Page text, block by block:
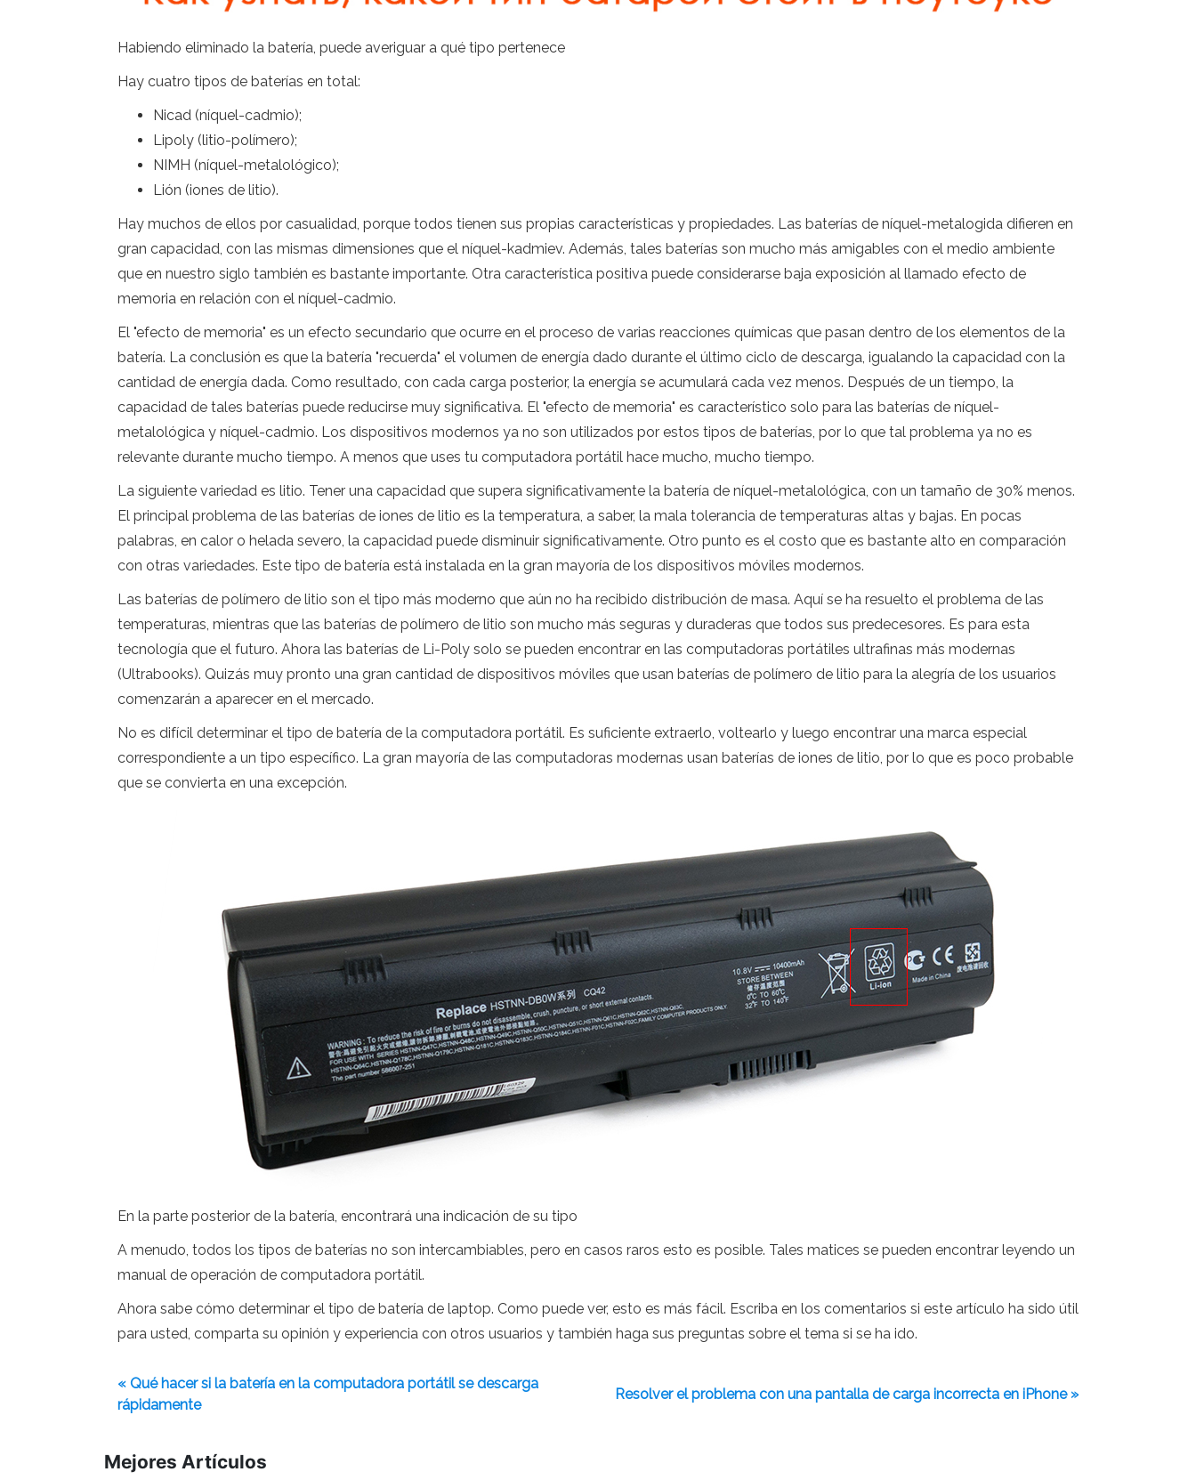
Habiendo eliminado la batería, puede averiguar a qué tipo pertenece
Hay cuatro tipos de baterías en total:
Nicad (níquel-cadmio);
Lipoly (litio-polímero);
NIMH (níquel-metalológico);
Lión (iones de litio).
Hay muchos de ellos por casualidad, porque todos tienen sus propias características y propiedades. Las baterías de níquel-metalogida difieren en
gran capacidad, con las mismas dimensiones que el níquel-kadmiev. Además, tales baterías son mucho más amigables con el medio ambiente
que en nuestro siglo también es bastante importante. Otra característica positiva puede considerarse baja exposición al llamado efecto de
memoria en relación con el níquel-cadmio.
El "efecto de memoria" es un efecto secundario que ocurre en el proceso de varias reacciones químicas que pasan dentro de los elementos de la
batería. La conclusión es que la batería "recuerda" el volumen de energía dado durante el último ciclo de descarga, igualando la capacidad con la
cantidad de energía dada. Como resultado, con cada carga posterior, la energía se acumulará cada vez menos. Después de un tiempo, la
capacidad de tales baterías puede reducirse muy significativa. El "efecto de memoria" es característico solo para las baterías de níquel-
metalológica y níquel-cadmio. Los dispositivos modernos ya no son utilizados por estos tipos de baterías, por lo que tal problema ya no es
relevante durante mucho tiempo. A menos que uses tu computadora portátil hace mucho, mucho tiempo.
La siguiente variedad es litio. Tener una capacidad que supera significativamente la batería de níquel-metalológica, con un tamaño de 30% menos.
El principal problema de las baterías de iones de litio es la temperatura, a saber, la mala tolerancia de temperaturas altas y bajas. En pocas
palabras, en calor o helada severo, la capacidad puede disminuir significativamente. Otro punto es el costo que es bastante alto en comparación
con otras variedades. Este tipo de batería está instalada en la gran mayoría de los dispositivos móviles modernos.
Las baterías de polímero de litio son el tipo más moderno que aún no ha recibido distribución de masa. Aquí se ha resuelto el problema de las
temperaturas, mientras que las baterías de polímero de litio son mucho más seguras y duraderas que todos sus predecesores. Es para esta
tecnología que el futuro. Ahora las baterías de Li-Poly solo se pueden encontrar en las computadoras portátiles ultrafinas más modernas
(Ultrabooks). Quizás muy pronto una gran cantidad de dispositivos móviles que usan baterías de polímero de litio para la alegría de los usuarios
comenzarán a aparecer en el mercado.
No es difícil determinar el tipo de batería de la computadora portátil. Es suficiente extraerlo, voltearlo y luego encontrar una marca especial
correspondiente a un tipo específico. La gran mayoría de las computadoras modernas usan baterías de iones de litio, por lo que es poco probable
que se convierta en una excepción.
En la parte posterior de la batería, encontrará una indicación de su tipo
A menudo, todos los tipos de baterías no son intercambiables, pero en casos raros esto es posible. Tales matices se pueden encontrar leyendo un
manual de operación de computadora portátil.
Ahora sabe cómo determinar el tipo de batería de laptop. Como puede ver, esto es más fácil. Escriba en los comentarios si este artículo ha sido útil
para usted, comparta su opinión y experiencia con otros usuarios y también haga sus preguntas sobre el tema si se ha ido.
« Qué hacer si la batería en la computadora portátil se descarga
rápidamente
Resolver el problema con una pantalla de carga incorrecta en iPhone »
Mejores Artículos